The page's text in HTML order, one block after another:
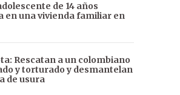
de 14 años
en una vivienda familiar en
Rescatan a un colombiano
y torturado y desmantelan
de usura